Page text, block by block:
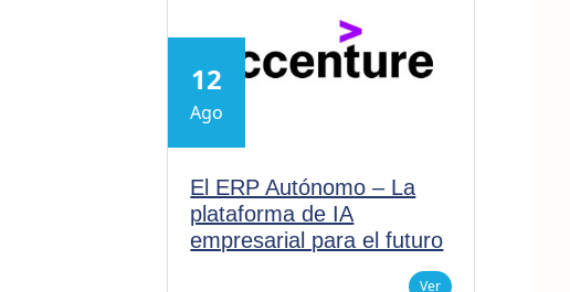
12
Ago
El ERP Autónomo – La
plataforma de IA
empresarial para el futuro
Ver